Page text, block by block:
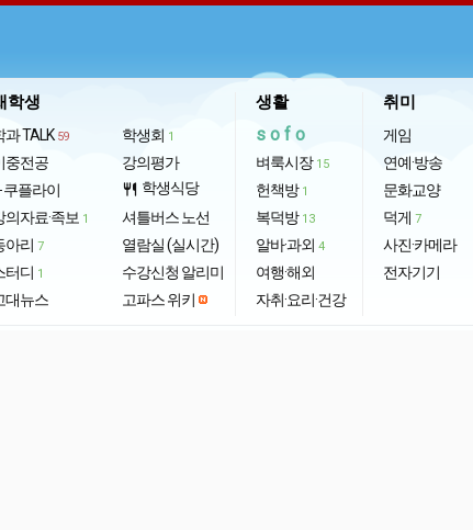
학생
과 TALK 59
중전공
쿠플라이
의자료·족보 1
아리 7
터디 1
대뉴스
학생회 1
강의평가
restaurant 학생식당
셔틀버스 노선
열람실 (실시간)
수강신청 알리미
고파스 위키
생활
sofo
벼룩시장 15
헌책방 1
복덕방 13
알바·과외 4
여행·해외
자취·요리·건강
취미
게임
연예·방송
문화교양
덕게 7
사진·카메라
전자기기